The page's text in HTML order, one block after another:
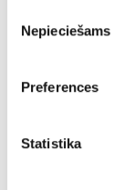
izvēle
Nepieciešams
Preferences
Statistika
Gada nogale ir
kad iespējams
vēl tikai priekšā.
pateicību par